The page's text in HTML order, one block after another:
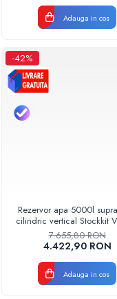
Adauga in cos
-42%
Rezervor apa 5000l
cilindric vertical Stockkit
49020150000
7.655,80 RON
4.422,90 RON
Adauga in cos